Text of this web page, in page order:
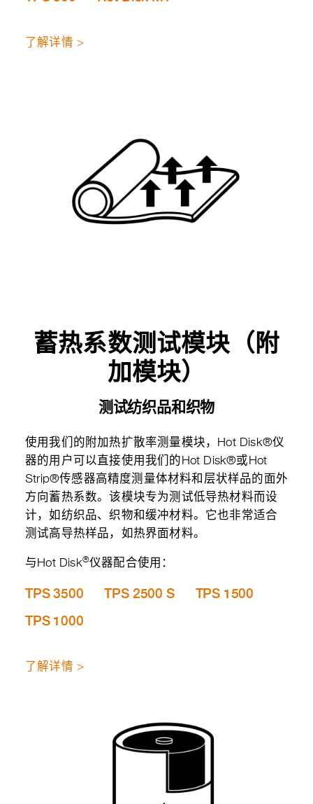
了解详情 >
蓄热系数测试模块（附
加模块）
测试纺织品和织物
使用我们的附加热扩散率测量模块，Hot Disk®仪
器的用户可以直接使用我们的Hot Disk®或Hot
Strip®传感器高精度测量体材料和层状样品的面外
方向蓄热系数。该模块专为测试低导热材料而设
计，如纺织品、织物和缓冲材料。它也非常适合
测试高导热样品，如热界面材料。
与Hot Disk®仪器配合使用：
TPS 3500 TPS 2500 S
TPS 1500
TPS 1000
了解详情 >